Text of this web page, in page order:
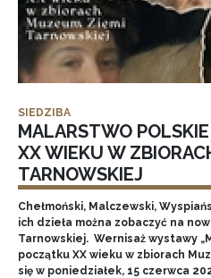
SIEDZIBA
MALARSTWO
XX WIEKU W
TARNOWSKIEJ
Chełmoński, Malczewski,
ich dzieła można zobaczyć na
Tarnowskiej. Wernisaż wystawy
początku XX wieku w zbiorach
się w poniedziałek, 15 czerwca